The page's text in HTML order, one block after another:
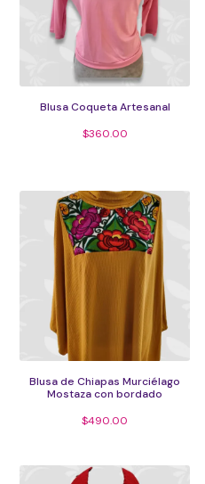
Blusa Coqueta Artesanal
$360.00
Blusa de Chiapas Murciélago
Mostaza con bordado
$490.00